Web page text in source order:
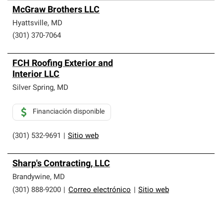
McGraw Brothers LLC
Hyattsville, MD
(301) 370-7064
FCH Roofing Exterior and
Interior LLC
Silver Spring, MD
(301) 532-9691 Sitio web
Financiación disponible
Sharp's Contracting, LLC
Brandywine, MD
(301) 888-9200
Correo electrónico Sitio web